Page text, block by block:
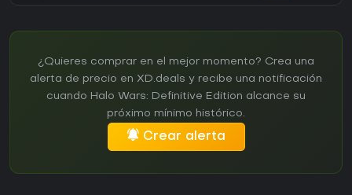
¿Quieres comprar en el mejor momento? Crea una
alerta de precio en XD.deals y recibe una notificación
cuando Halo Wars: Definitive Edition alcance su
próximo mínimo histórico.
Crear alerta